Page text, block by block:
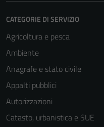
CATEGORIE DI SERVIZIO
Agricoltura e pesca
Ambiente
Anagrafe e stato civile
Appalti pubblici
Autorizzazioni
Catasto, urbanistica e SUE